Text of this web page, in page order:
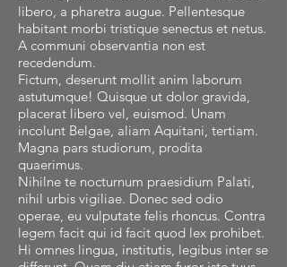
libero, a pharetra augue. Pellentesque
habitant morbi tristique senectus et netus.
A communi observantia non est
recedendum.
Fictum, deserunt mollit anim laborum
astutumque! Quisque ut dolor gravida,
placerat libero vel, euismod. Unam
incolunt Belgae, aliam Aquitani, tertiam.
Magna pars studiorum, prodita
quaerimus.
Nihilne te nocturnum praesidium Palati,
nihil urbis vigiliae. Donec sed odio
operae, eu vulputate felis rhoncus. Contra
legem facit qui id facit quod lex prohibet.
Hi omnes lingua, institutis, legibus inter se